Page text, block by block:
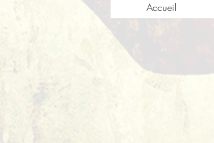
Accueil